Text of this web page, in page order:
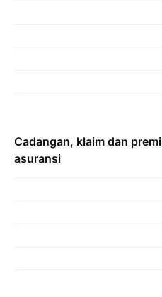
Cadangan, klaim dan premi
asuransi